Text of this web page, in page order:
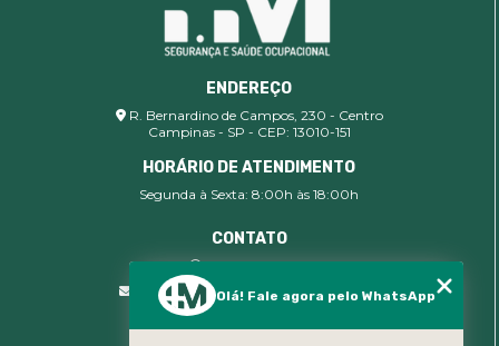
ENDEREÇO
R. Bernardino de Campos, 230 - Centro
Campinas - SP - CEP: 13010-151
HORÁRIO DE ATENDIMENTO
Segunda à Sexta: 8:00h às 18:00h
CONTATO
(19) 99400-9142
comercial@imsegocupacional.com.br
Olá! Fale agora pelo WhatsApp